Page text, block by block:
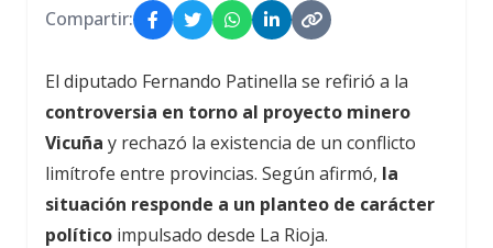
Compartir:
El diputado Fernando Patinella se refirió a la
controversia en torno al proyecto minero
Vicuña y rechazó la existencia de un conflicto
limítrofe entre provincias. Según afirmó, la
situación responde a un planteo de carácter
político impulsado desde La Rioja.